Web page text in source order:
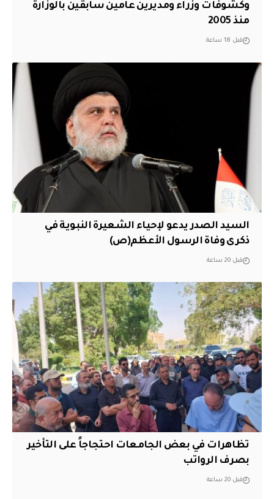
وكشوفات وزراء ومديرين عامين سابقين بالوزارة
منذ 2005
قبل 18 ساعة
السيد الصدر يدعو لإحياء الشعيرة النبوية في
ذكرى وفاة الرسول الأعظم(ص)
قبل 20 ساعة
تظاهرات في بعض الجامعات احتجاجاً على التأخير
بصرف الرواتب
قبل 20 ساعة